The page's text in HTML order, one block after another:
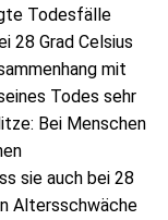
Todesfälle
28 Grad Celsius
mit
Todes sehr
Bei Menschen
sie auch bei 28
Altersschwäche